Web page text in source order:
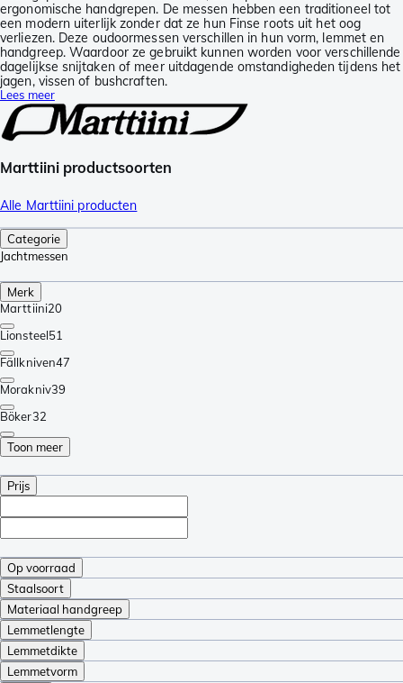
ergonomische handgrepen. De messen hebben een traditioneel tot
een modern uiterlijk zonder dat ze hun Finse roots uit het oog
verliezen. Deze oudoormessen verschillen in hun vorm, lemmet en
handgreep. Waardoor ze gebruikt kunnen worden voor verschillende
dagelijkse snijtaken of meer uitdagende omstandigheden tijdens het
jagen, vissen of bushcraften.
Lees meer
Marttiini productsoorten
Alle Marttiini producten
Categorie
Jachtmessen
Merk
Marttiini20
Lionsteel51
Fällkniven47
Morakniv39
Böker32
Toon meer
Prijs
Op voorraad
Staalsoort
Materiaal handgreep
Lemmetlengte
Lemmetdikte
Lemmetvorm